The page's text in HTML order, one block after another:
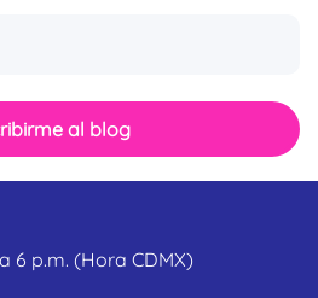
al blog
6 p.m. (Hora CDMX)